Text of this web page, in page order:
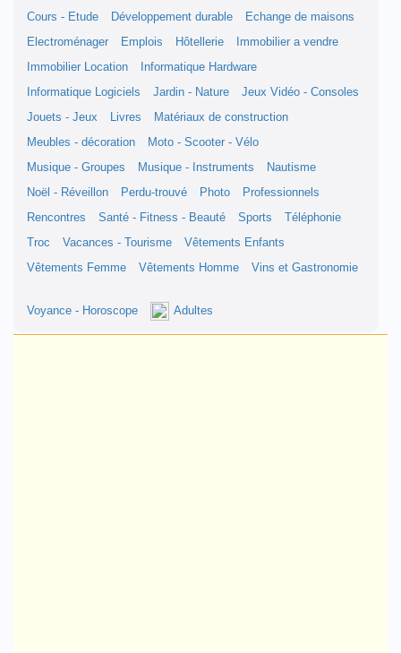
Cours - Etude
Développement durable
Echange de maisons
Electroménager
Emplois Hôtellerie
Immobilier a vendre
Immobilier Location
Informatique Hardware
Informatique Logiciels
Jardin - Nature
Jeux Vidéo - Consoles
Jouets - Jeux
Livres
Matériaux de construction
Meubles - décoration
Moto - Scooter - Vélo
Musique - Groupes
Musique - Instruments
Nautisme
Noël - Réveillon
Perdu-trouvé Photo
Professionnels
Rencontres
Santé - Fitness - Beauté Sports
Téléphonie
Troc
Vacances - Tourisme
Vêtements Enfants
Vêtements Femme
Vêtements Homme Vins et Gastronomie
Voyance - Horoscope Adultes